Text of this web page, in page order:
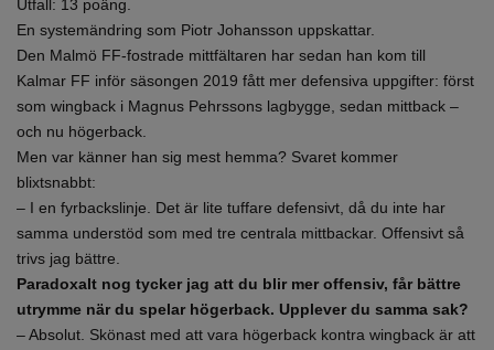
Utfall: 13 poäng.
En systemändring som Piotr Johansson uppskattar.
Den Malmö FF-fostrade mittfältaren har sedan han kom till
Kalmar FF inför säsongen 2019 fått mer defensiva uppgifter: först
som wingback i Magnus Pehrssons lagbygge, sedan mittback –
och nu högerback.
Men var känner han sig mest hemma? Svaret kommer
blixtsnabbt:
– I en fyrbackslinje. Det är lite tuffare defensivt, då du inte har
samma understöd som med tre centrala mittbackar. Offensivt så
trivs jag bättre.
Paradoxalt nog tycker jag att du blir mer offensiv, får bättre
utrymme när du spelar högerback. Upplever du samma sak?
– Absolut. Skönast med att vara högerback kontra wingback är att